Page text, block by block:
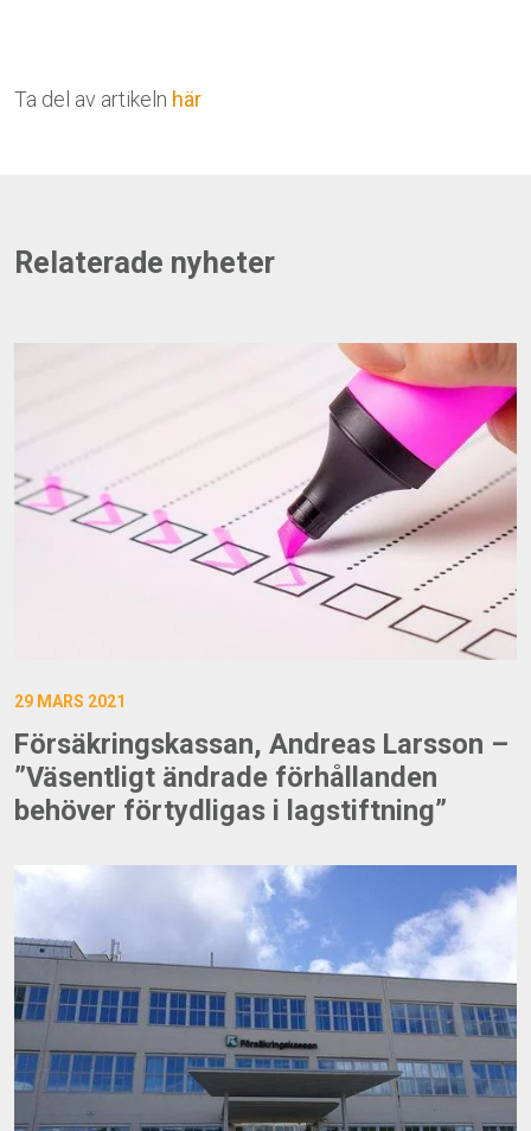
Ta del av artikeln här
Relaterade nyheter
29 MARS 2021
Försäkringskassan, Andreas Larsson –
”Väsentligt ändrade förhållanden
behöver förtydligas i lagstiftning”